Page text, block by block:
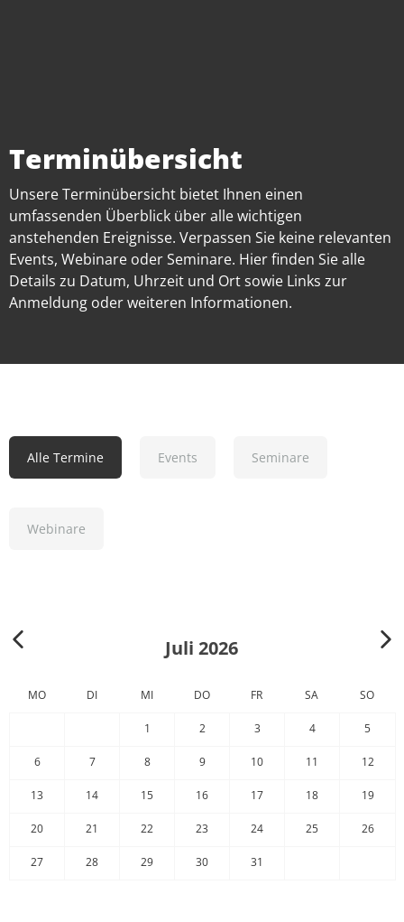
Terminübersicht
Unsere Terminübersicht bietet Ihnen einen
umfassenden Überblick über alle wichtigen
anstehenden Ereignisse. Verpassen Sie keine relevanten
Events, Webinare oder Seminare. Hier finden Sie alle
Details zu Datum, Uhrzeit und Ort sowie Links zur
Anmeldung oder weiteren Informationen.
Alle Termine Events Seminare
Webinare
Juli 2026
MO DI MI DO FR SA SO
1 2 3 4 5
6 7 8 9 10 11 12
13 14 15 16 17 18 19
20 21 22 23 24 25 26
27 28 29 30 31